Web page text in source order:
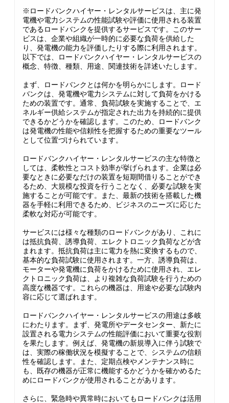
※ロードバンクハイヤー・レンタルサービスは、主に発
電機や電力システムの性能試験や評価に使用される装置
であるロードバンクを提供するサービスです。このサー
ビスは、企業や組織が一時的に必要な負荷を供給した
り、発電機の能力を評価したりする際に利用されます。
以下では、ロードバンクハイヤー・レンタルサービスの
概念、特徴、種類、用途、関連技術を詳述いたします。
まず、ロードバンクとは何かを明らかにします。ロード
バンクは、発電機や電力システムに対して負荷をかける
ための装置です。通常、負荷試験を実施することで、エ
ネルギー供給システムが指定された出力を持続的に提供
できるかどうかを確認します。このため、ロードバンク
は発電機の性能や信頼性を把握するための重要なツール
として位置づけられています。
ロードバンクハイヤー・レンタルサービスの主な特徴と
しては、柔軟性とコスト効率が挙げられます。企業は必
要なときに必要なだけの装置を短期間借りることができ
るため、大規模な投資を行うことなく、必要な試験を実
施することが可能です。また、最新の技術を搭載した機
器を手軽に利用できるため、ビジネスのニーズに応じた
柔軟な対応が可能です。
サービスには様々な種類のロードバンクがあり、これに
は抵抗負荷、誘導負荷、エレクトロニック負荷などが含
まれます。抵抗負荷は主に電力を熱に変換するもので、
基本的な負荷試験に使用されます。一方、誘導負荷は、
モーターや発電機に負荷をかけるために使用され、エレ
クトロニック負荷は、より複雑な負荷試験を行うための
高度な機器です。これらの機器は、用途や必要な試験内
容に応じて選ばれます。
ロードバンクハイヤー・レンタルサービスの用途は多岐
にわたります。まず、発電所やデータセンター、新たに
設置される電力システムの性能評価において重要な役割
を果たします。例えば、発電機の新規導入に伴う試験で
は、実際の稼働状況を模擬することで、システムの信頼
性を確認します。また、定期点検やメンテナンス時に
も、既存の機器が正常に機能するかどうかを確かめるた
めにロードバンクが使用されることがあります。
さらに、緊急時や異常時においてもロードバンクは活用